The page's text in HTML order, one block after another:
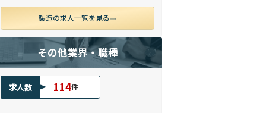
製造の求人一覧を見る
その他業界・職種
求人数 114件